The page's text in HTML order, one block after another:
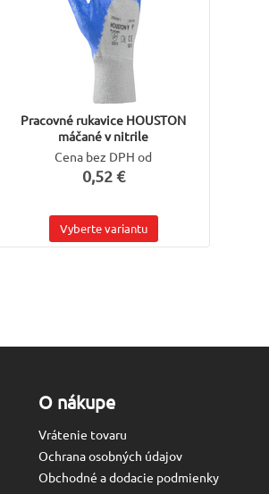
Pracovné rukavice HOUSTON
máčané v nitrile
Cena bez DPH od
0,52 €
Vyberte variantu
O nákupe
Vrátenie tovaru
Ochrana osobných údajov
Obchodné a dodacie podmienky